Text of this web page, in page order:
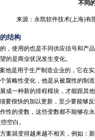
不同
源：永凯软件技术(上海)有
结构
使用的也是不同供应信号和产品
的是商业状况发生变化。
是用于生产制造企业的，它在
策略性变化，他是从被腐性的制
成一种新的排程模块，才能跟其
要很快的加以更新，至少要能够
性的变数，这些变数都不能够在
空白。
就变得越来越不相关，例如：